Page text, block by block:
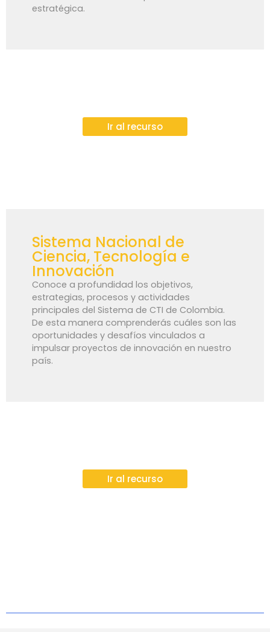
estratégica.
Ir al recurso
Sistema Nacional de
Ciencia, Tecnología e
Innovación
Conoce a profundidad los objetivos,
estrategias, procesos y actividades
principales del Sistema de CTI de Colombia.
De esta manera comprenderás cuáles son las
oportunidades y desafíos vinculados a
impulsar proyectos de innovación en nuestro
país.
Ir al recurso